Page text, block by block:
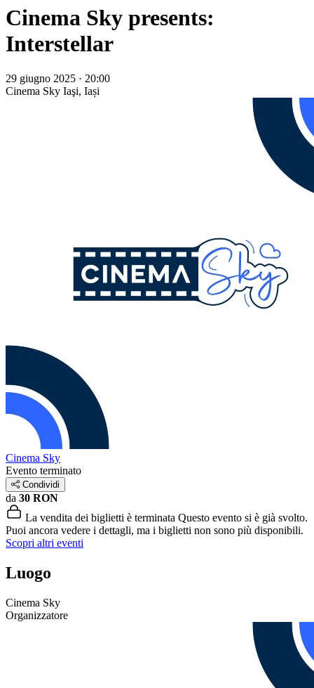
Cinema Sky presents:
Interstellar
29 giugno 2025 · 20:00
Cinema Sky Iaşi, Iași
Cinema Sky
Evento terminato
Condividi
da 30 RON
La vendita dei biglietti è terminata Questo evento si è già svolto.
Puoi ancora vedere i dettagli, ma i biglietti non sono più disponibili.
Scopri altri eventi
Luogo
Cinema Sky
Organizzatore